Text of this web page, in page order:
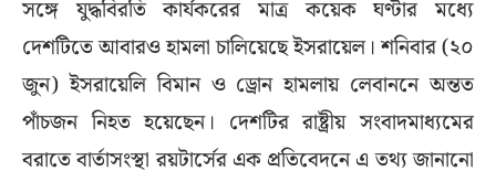
সঙ্গে যুদ্ধবিরতি কার্যকরের মাত্র কয়েক ঘণ্টার মধ্যে
দেশটিতে আবারও হামলা চালিয়েছে ইসরায়েল। শনিবার (২০
জুন) ইসরায়েলি বিমান ও ড্রোন হামলায় লেবাননে অন্তত
পাঁচজন নিহত হয়েছেন। দেশটির রাষ্ট্রীয় সংবাদমাধ্যমের
বরাতে বার্তাসংস্থা রয়টার্সের এক প্রতিবেদনে এ তথ্য জানানো